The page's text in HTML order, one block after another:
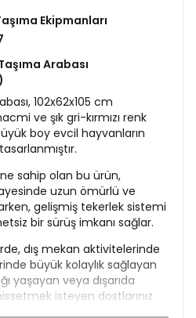
Ekipmanları
Arabası
102x62x105 cm
ve şık gri-kırmızı renk
boy evcil hayvanların
sahip olan bu ürün,
uzun ömürlü ve
gelişmiş tekerlek sistemi
bir sürüş imkanı sağlar.
dış mekan aktivitelerinde
büyük kolaylık sağlayan
yaşayan veya dışarıda
isteyen dostlarınız